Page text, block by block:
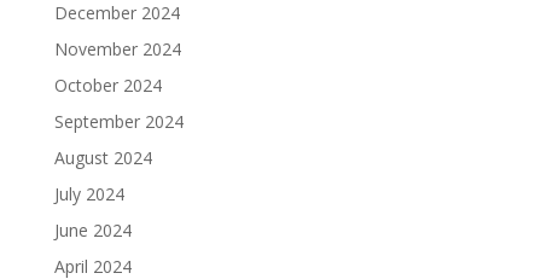
December 2024
November 2024
October 2024
September 2024
August 2024
July 2024
June 2024
April 2024